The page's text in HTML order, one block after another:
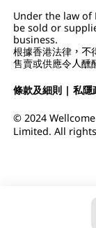
Under the law
be sold or
business.
根據香港法律，不
售賣或供應令人醺
條款及細則 |私隱
© 2024
Limited. All rights